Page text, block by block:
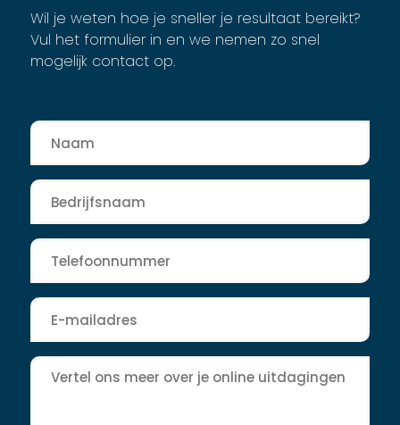
Wil je weten hoe je sneller je resultaat bereikt?
Vul het formulier in en we nemen zo snel
mogelijk contact op.
Naam
Bedrijfsnaam
Telefoon
E-
mailadres
Bericht